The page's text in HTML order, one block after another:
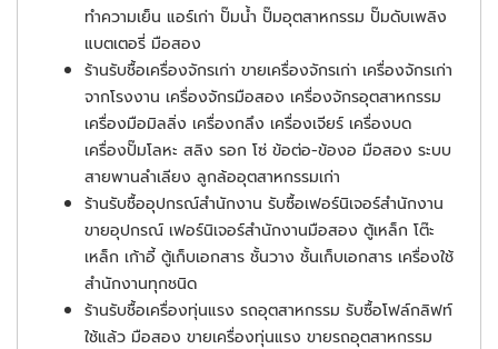
ทำความเย็น แอร์เก่า ปั๊มน้ำ ปั๊มอุตสาหกรรม ปั๊มดับเพลิง
แบตเตอรี่ มือสอง
ร้านรับชื้อเครื่องจักรเก่า ขายเครื่องจักรเก่า เครื่องจักรเก่า
จากโรงงาน เครื่องจักรมือสอง เครื่องจักรอุตสาหกรรม
เครื่องมือมิลลิ่ง เครื่องกลึง เครื่องเจียร์ เครื่องบด
เครื่องปั๊มโลหะ สลิง รอก โซ่ ข้อต่อ-ข้องอ มือสอง ระบบ
สายพานลำเลียง ลูกล้ออุตสาหกรรมเก่า
ร้านรับชื้ออุปกรณ์สำนักงาน รับซื้อเฟอร์นิเจอร์สำนักงาน
ขายอุปกรณ์ เฟอร์นิเจอร์สำนักงานมือสอง ตู้เหล็ก โต๊ะ
เหล็ก เก้าอี้ ตู้เก็บเอกสาร ชั้นวาง ชั้นเก็บเอกสาร เครื่องใช้
สำนักงานทุกชนิด
ร้านรับชื้อเครื่องทุ่นแรง รถอุตสาหกรรม รับซื้อโฟล์กลิฟท์
ใช้แล้ว มือสอง ขายเครื่องทุ่นแรง ขายรถอุตสาหกรรม